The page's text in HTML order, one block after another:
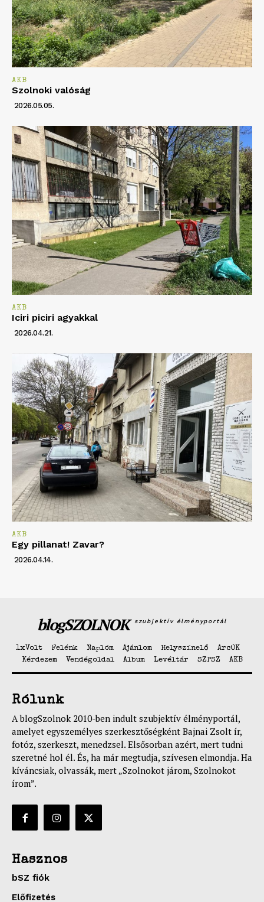
AKB
Szolnoki valóság
2026.05.05.
AKB
Iciri piciri agyakkal
2026.04.21.
AKB
Egy pillanat! Zavar?
2026.04.14.
blogSZOLNOK szubjektív élményportál
1xVolt Felénk Naplóm Ajánlom Helyszínelő
ArcOK
Kérdezem
Vendégoldal Album Levéltár SZPSZ AKB
Rólunk
A blogSzolnok 2010-ben indult szubjektív élményportál,
amelyet egyszemélyes szerkesztőségként Bajnai Zsolt ír,
fotóz, szerkeszt, menedzsel. Elsősorban azért, mert tudni
szeretné hol él. És, ha már megtudja, szívesen elmondja. Ha
kíváncsiak, olvassák, mert „Szolnokot járom, Szolnokot
írom”.
Hasznos
bSZ fiók
Előfizetés